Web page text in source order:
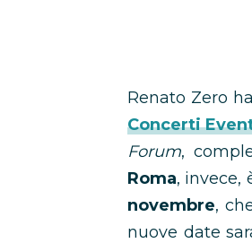
Renato Zero
Concerti
Forum,
Roma, invece,
novembre,
nuove date